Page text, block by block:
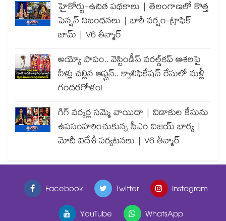
హైకోర్టు-ఉచిత పథకాలు | తెలంగాణలో కొత్త
పెన్షన్ నిబంధనలు | భారీ వర్షం-ట్రాఫిక్
జామ్ | V6 తీన్మార్
అయ్యో పాపం.. వెస్టిండీస్ వరల్డ్‌కప్ ఆశలపై
నీళ్లు చల్లిన ఆఫ్ఘన్.. క్వాలిఫికేషన్ రేసులో మళ్లీ
గందరగోళం!
గిగ్ వర్కర్ల సమ్మె వాయిదా | విడాకుల కేసును
ఉపసంహరించుకున్న సీఎం విజయ్ భార్య |
మోదీ విదేశీ పర్యటనలు | V6 తీన్మార్
Facebook Twitter
Instagram
YouTube
WhatsApp